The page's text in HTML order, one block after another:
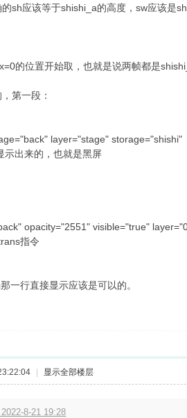
sh应该等于shishi_a的高度，sw应该是
的位置开始取，也就是说两帧都是
第一段：
layer="stage" storage="shishi"
示出来的，也就是黑屏
opacity="2551" visible="true"
指令
一行直接显示应该是可以的。
显示全部楼层
8-21 19:28